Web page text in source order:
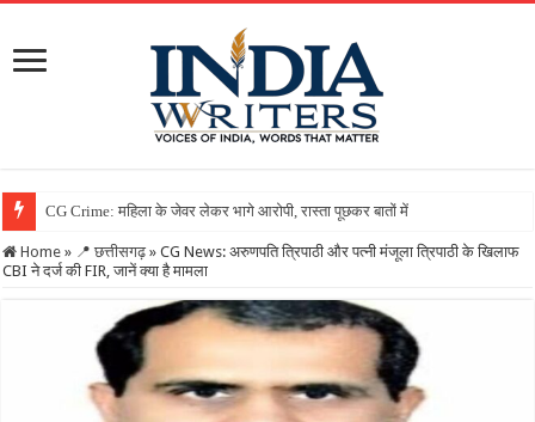
Home » 📍 छत्तीसगढ़ » CG News: अरुणपति त्रिपाठी और पत्नी मंजूला त्रिपाठी के खिलाफ
CBI ने दर्ज की FIR, जानें क्या है मामला